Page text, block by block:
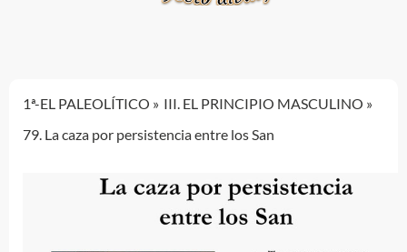
1ª-EL PALEOLÍTICO
III. EL PRINCIPIO MASCULINO
79. La caza por persistencia entre los San